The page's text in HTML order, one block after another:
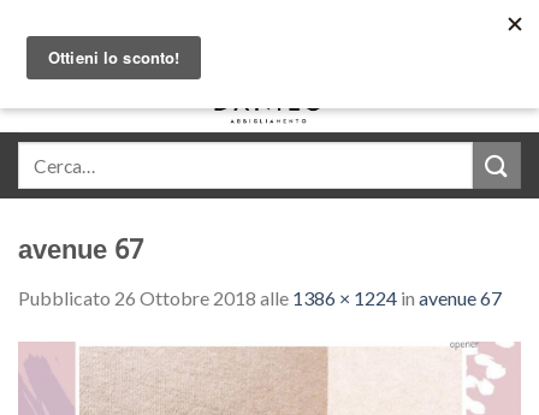
content
avenue 67
Pubblicato 26 Ottobre 2018 alle 1386 × 1224 in avenue 67